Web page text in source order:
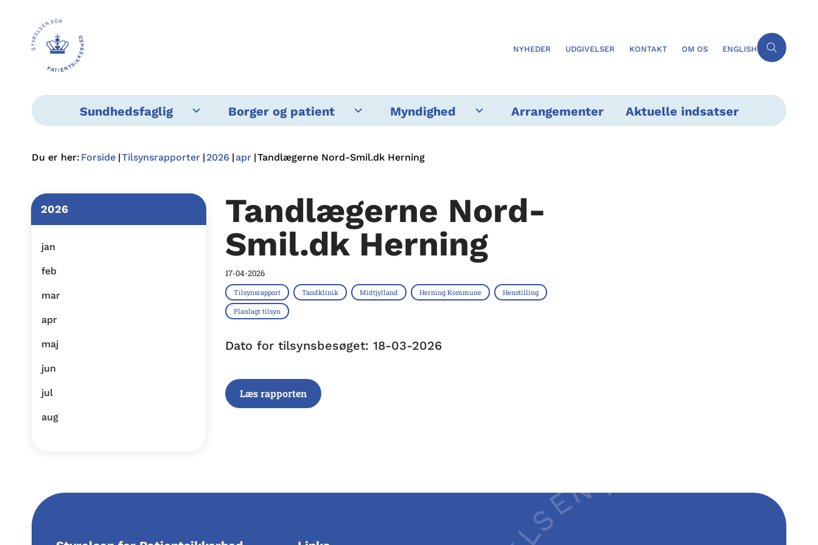
NYHEDER UDGIVELSER KONTAKT OM OS ENGLISH
Sundhedsfaglig Borger og patient Myndighed Arrangementer Aktuelle indsatser
Du er her: Forside Tilsynsrapporter 2026 apr Tandlægerne Nord-Smil.dk Herning
2026
jan
feb
mar
apr
maj
jun
jul
aug
Tandlægerne Nord-
Smil.dk Herning
17-04-2026
Tilsynsrapport Tandklinik Midtjylland Herning Kommune Henstilling
Planlagt tilsyn
Dato for tilsynsbesøget: 18-03-2026
Læs rapporten